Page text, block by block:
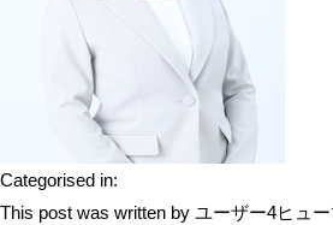
Categorised in:
This post was written by ユーザー4ヒュ